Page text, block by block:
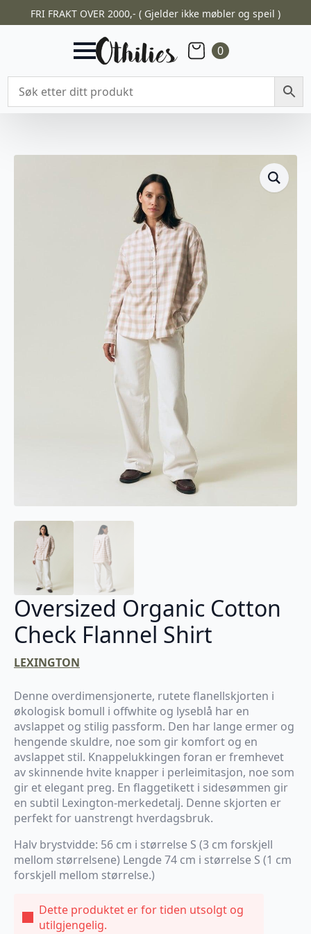
FRI FRAKT OVER 2000,- ( Gjelder ikke møbler og speil )
0
Oversized Organic Cotton
Check Flannel Shirt
LEXINGTON
Denne overdimensjonerte, rutete flanellskjorten i
økologisk bomull i offwhite og lyseblå har en
avslappet og stilig passform. Den har lange ermer og
hengende skuldre, noe som gir komfort og en
avslappet stil. Knappelukkingen foran er fremhevet
av skinnende hvite knapper i perleimitasjon, noe som
gir et elegant preg. En flaggetikett i sidesømmen gir
en subtil Lexington-merkedetalj. Denne skjorten er
perfekt for uanstrengt hverdagsbruk.
Halv brystvidde: 56 cm i størrelse S (3 cm forskjell
mellom størrelsene) Lengde 74 cm i størrelse S (1 cm
forskjell mellom størrelse.)
Dette produktet er for tiden utsolgt og
utilgjengelig.